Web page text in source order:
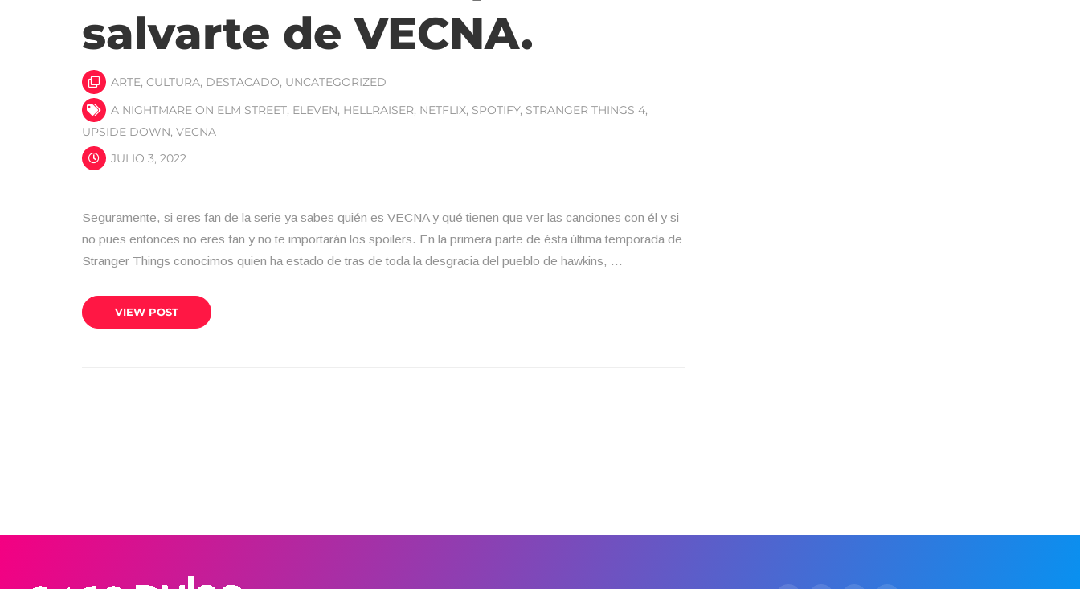
salvarte de VECNA.
ARTE, CULTURA, DESTACADO, UNCATEGORIZED
A NIGHTMARE ON ELM STREET, ELEVEN, HELLRAISER, NETFLIX, SPOTIFY, STRANGER THINGS 4,
UPSIDE DOWN, VECNA
JULIO 3, 2022
Seguramente, si eres fan de la serie ya sabes quién es VECNA y qué tienen que ver las canciones con él y si
no pues entonces no eres fan y no te importarán los spoilers. En la primera parte de ésta última temporada de
Stranger Things conocimos quien ha estado de tras de toda la desgracia del pueblo de hawkins, …
VIEW POST